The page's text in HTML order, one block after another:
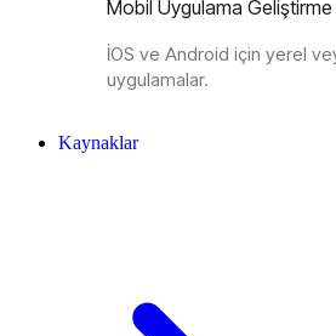
Mobil Uygulama Geliştirme
İOS ve Android için yerel
uygulamalar.
Kaynaklar